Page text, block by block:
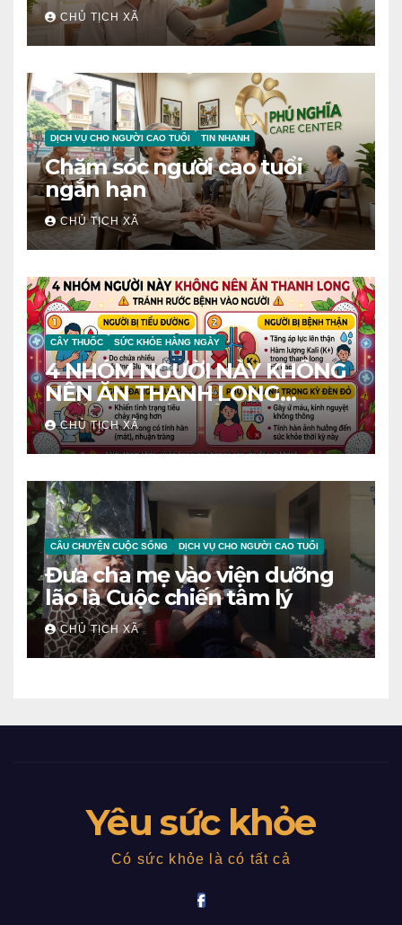
CHỦ TỊCH XÃ
DỊCH VỤ CHO NGƯỜI CAO TUỔI TIN NHANH
Chăm sóc người cao tuổi
ngắn hạn
CHỦ TỊCH XÃ
CÂY THUỐC SỨC KHỎE HÀNG NGÀY
4 NHÓM NGƯỜI NÀY KHÔNG
NÊN ĂN THANH LONG
TRÁNH RƯỚC BỆNH VÀO
NGƯỜI
CHỦ TỊCH XÃ
CÂU CHUYỆN CUỘC SỐNG DỊCH VỤ CHO NGƯỜI CAO TUỔI
Đưa cha mẹ vào viện dưỡng
lão là Cuộc chiến tâm lý
CHỦ TỊCH XÃ
Yêu sức khỏe
Có sức khỏe là có tất cả